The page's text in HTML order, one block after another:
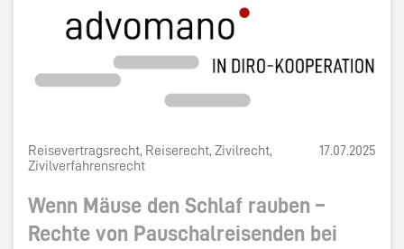
Reisevertragsrecht, Reiserecht, Zivilrecht,
Zivilverfahrensrecht
17.07.2025
Wenn Mäuse den Schlaf rauben –
Rechte von Pauschalreisenden bei